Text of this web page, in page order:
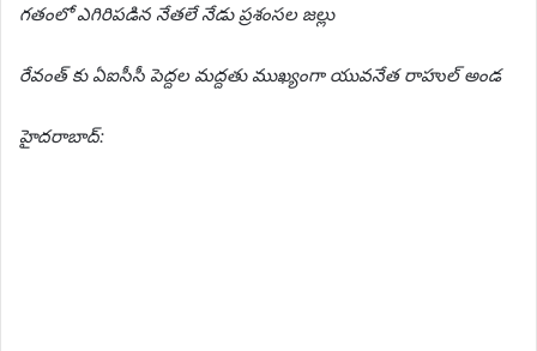
గతంలో ఎగిరిపడిన నేతలే నేడు ప్రశంసల జల్లు
రేవంత్ కు ఏఐసీసీ పెద్దల మద్దతు ముఖ్యంగా యువనేత రాహుల్ అండ
హైదరాబాద్: